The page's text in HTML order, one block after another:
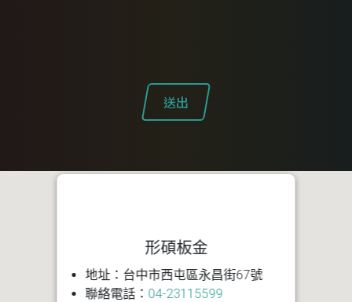
送出
形碩板金
地址：台中市西屯區永昌街67號
聯絡電話： 04-23115599